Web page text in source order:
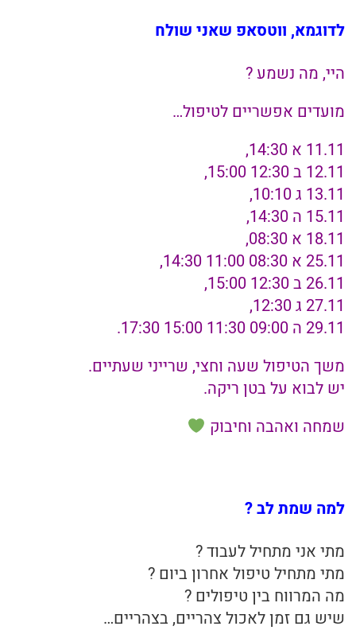
לדוגמא, ווטסאפ שאני שולח
היי, מה נשמע ?
מועדים אפשריים לטיפול…
11.11 א 14:30,
12.11 ב 12:30 15:00,
13.11 ג 10:10,
15.11 ה 14:30,
18.11 א 08:30,
25.11 א 08:30 11:00 14:30,
26.11 ב 12:30 15:00,
27.11 ג 12:30,
29.11 ה 09:00 11:30 15:00 17:30.
משך הטיפול שעה וחצי, שרייני שעתיים.
יש לבוא על בטן ריקה.
שמחה ואהבה וחיבוק
למה שמת לב ?
מתי אני מתחיל לעבוד ?
מתי מתחיל טיפול אחרון ביום ?
מה המרווח בין טיפולים ?
שיש גם זמן לאכול צהריים, בצהריים…